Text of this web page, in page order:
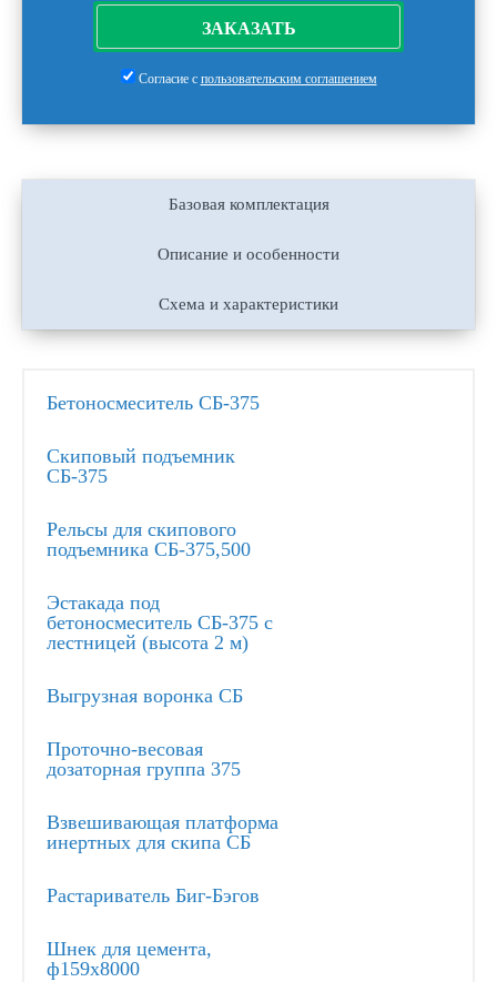
ЗАКАЗАТЬ
Согласие с пользовательским соглашением
Базовая комплектация
Описание и особенности
Схема и характеристики
Бетоносмеситель СБ-375
Скиповый подъемник
СБ-375
Рельсы для скипового
подъемника СБ-375,500
Эстакада под
бетоносмеситель СБ-375 с
лестницей (высота 2 м)
Выгрузная воронка СБ
Проточно-весовая
дозаторная группа 375
Взвешивающая платформа
инертных для скипа СБ
Растариватель Биг-Бэгов
Шнек для цемента,
ф159х8000